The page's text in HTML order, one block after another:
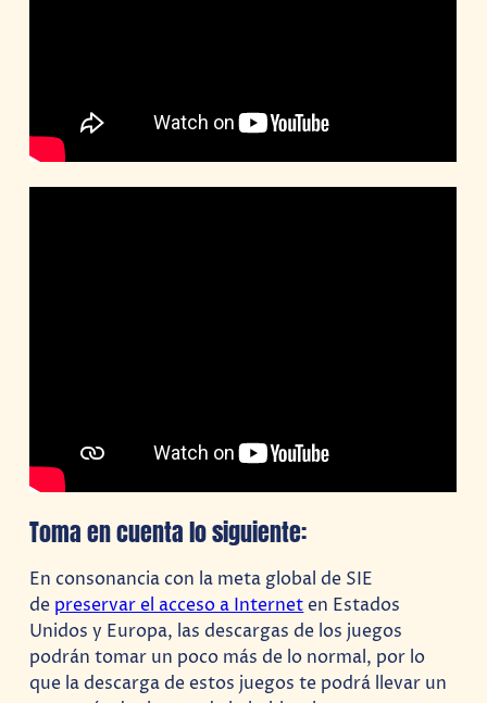
Toma en cuenta lo siguiente:
En consonancia con la meta global de SIE
de preservar el acceso a Interneten Estados
Unidos y Europa, las descargas de los juegos
podrán tomar un poco más de lo normal, por lo
que la descarga de estos juegos te podrá llevar un